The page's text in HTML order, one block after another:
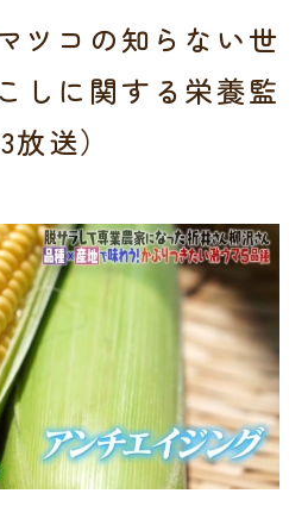
ツコの知らない世
しに関する栄養監
送）